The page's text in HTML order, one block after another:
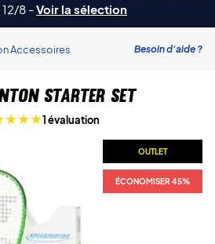
12/8 -Voir la sélection
Accessoires Besoin d'aide ?
Starter Set
1 évaluation
OUTLET
ÉCONOMISER 45%